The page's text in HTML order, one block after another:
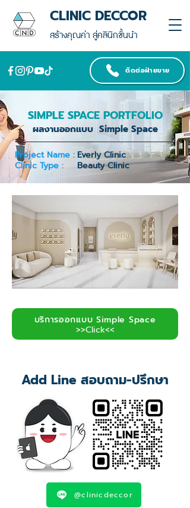
สร้างคุณค่า สู่คลินิกชั้นนำ
CLINIC DECCOR
ติดต่อฝ่ายขาย
SIMPLE SPACE PORTFOLIO
ผลงานออกแบบ Simple Space
Project Name : Everly Clinic
Clinic Type :
Beauty Clinic
บริการออกแบบ Simple Space
>>Click<<
Add Line สอบถาม-ปรึกษา
@clinicdeccor